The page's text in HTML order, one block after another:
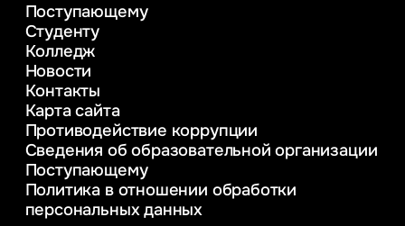
деятельности
Психолого-педагогическое
консультирование и медиация
в образовании
Управление инновационным развитием
предприятия
Уголовное право
Информационные технологии в бизнесе
Информационное и программное
обеспечение бизнес процессов
Управление человеческими ресурсами
Поступающему
Студенту
Колледж
Новости
Контакты
Карта сайта
Противодействие коррупции
Сведения об образовательной организации
Поступающему
Политика в отношении обработки
персональных данных